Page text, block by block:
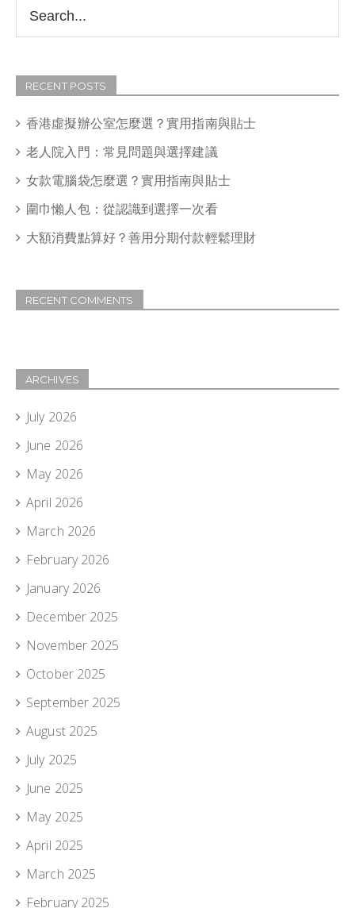
RECENT POSTS
香港虛擬辦公室怎麼選？實用指南與貼士
老人院入門：常見問題與選擇建議
女款電腦袋怎麼選？實用指南與貼士
圍巾懶人包：從認識到選擇一次看
大額消費點算好？善用分期付款輕鬆理財
RECENT COMMENTS
ARCHIVES
July 2026
June 2026
May 2026
April 2026
March 2026
February 2026
January 2026
December 2025
November 2025
October 2025
September 2025
August 2025
July 2025
June 2025
May 2025
April 2025
March 2025
February 2025